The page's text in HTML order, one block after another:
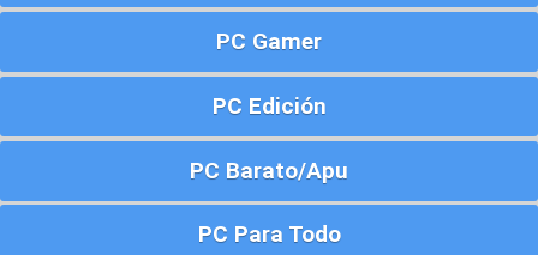
PC Gamer
PC Edición
PC Barato/Apu
PC Para Todo